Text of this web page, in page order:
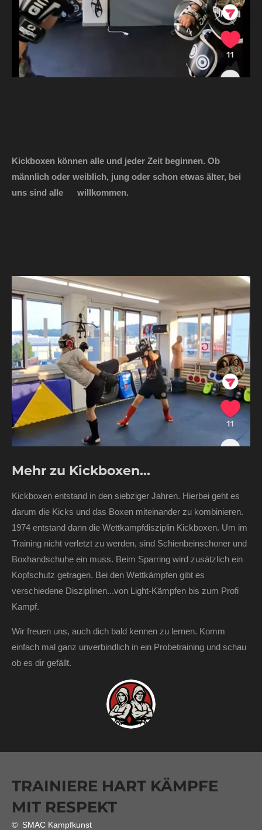
Kickboxen können alle und jeder Zeit beginnen. Ob
männlich oder weiblich, jung oder schon etwas älter, bei
uns sind alle willkommen.
Mehr zu Kickboxen...
Kickboxen entstand in den siebziger Jahren. Hierbei geht es
darum die Kicks und das Boxen miteinander zu kombinieren.
1974 entstand dann die Wettkampfdisziplin Kickboxen. Um im
Training nicht verletzt zu werden, sind Schienbeinschoner und
Boxhandschuhe ein muss. Beim Sparring wird zusätzlich ein
Kopfschutz getragen. Bei den Wettkämpfen gibt es
verschiedene Disziplinen...von Light-Kämpfen bis zum Profi
Kampf.
Wir freuen uns, auch dich bald kennen zu lernen. Komm
einfach mal ganz unverbindlich in ein Probetraining und schau
ob es dir gefällt.
TRAINIERE HART KÄMPFE
MIT RESPEKT
© SMAC Kampfkunst